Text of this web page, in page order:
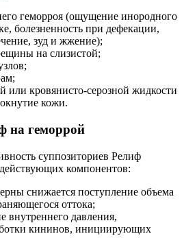
геморроя (ощущение инородного
болезненность при дефекации,
зуд и жжение);
на слизистой;
или кровянисто-серозной жидкости
кожи.
на геморрой
суппозиториев Релиф
компонентов:
снижается поступление объема
оттока;
внутреннего давления,
кининов, инициирующих